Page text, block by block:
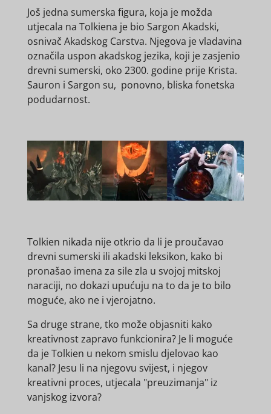
Još jedna sumerska figura, koja je možda
utjecala na Tolkiena je bio Sargon Akadski,
osnivač Akadskog Carstva. Njegova je vladavina
označila uspon akadskog jezika, koji je zasjenio
drevni sumerski, oko 2300. godine prije Krista.
Sauron i Sargon su, ponovno, bliska fonetska
podudarnost.
Tolkien nikada nije otkrio da li je proučavao
drevni sumerski ili akadski leksikon, kako bi
pronašao imena za sile zla u svojoj mitskoj
naraciji, no dokazi upućuju na to da je to bilo
moguće, ako ne i vjerojatno.
Sa druge strane, tko može objasniti kako
kreativnost zapravo funkcionira? Je li moguće
da je Tolkien u nekom smislu djelovao kao
kanal? Jesu li na njegovu svijest, i njegov
kreativni proces, utjecala "preuzimanja" iz
vanjskog izvora?